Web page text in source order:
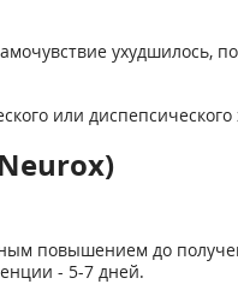
ухудшилось,
или диспепсического
повышением до
- 5-7 дней.